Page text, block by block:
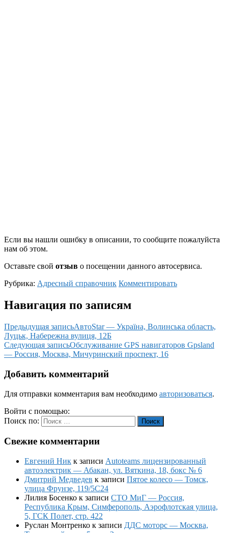
Если вы нашли ошибку в описании, то сообщите пожалуйста
нам об этом.
Оставьте свой отзыв о посещении данного автосервиса.
Рубрика: Адресный справочник Комментировать
Навигация по записям
Предыдущая записьАвтоStar — Україна, Волинська область,
Луцьк, Набережна вулиця, 12Б
Следующая записьОбслуживание GPS навигаторов Gpsland
— Россия, Москва, Мичуринский проспект, 16
Добавить комментарий
Для отправки комментария вам необходимо авторизоваться.
Войти с помощью:
Поиск по:
Поиск
Свежие комментарии
Евгений Ник к записи Autoteams лицензированный
автоэлектрик — Абакан, ул. Вяткина, 18, бокс № 6
Дмитрий Медведев к записи Пятое колесо — Томск,
улица Фрунзе, 119/5С24
Лилия Босенко к записи СТО МиГ — Россия,
Республика Крым, Симферополь, Аэрофлотская улица,
5, ГСК Полет, стр. 422
Руслан Монтренко к записи ДДС моторс — Москва,